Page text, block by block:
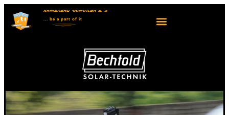
KRAICHGAU TRIATHLON E. V.
... bea part of it